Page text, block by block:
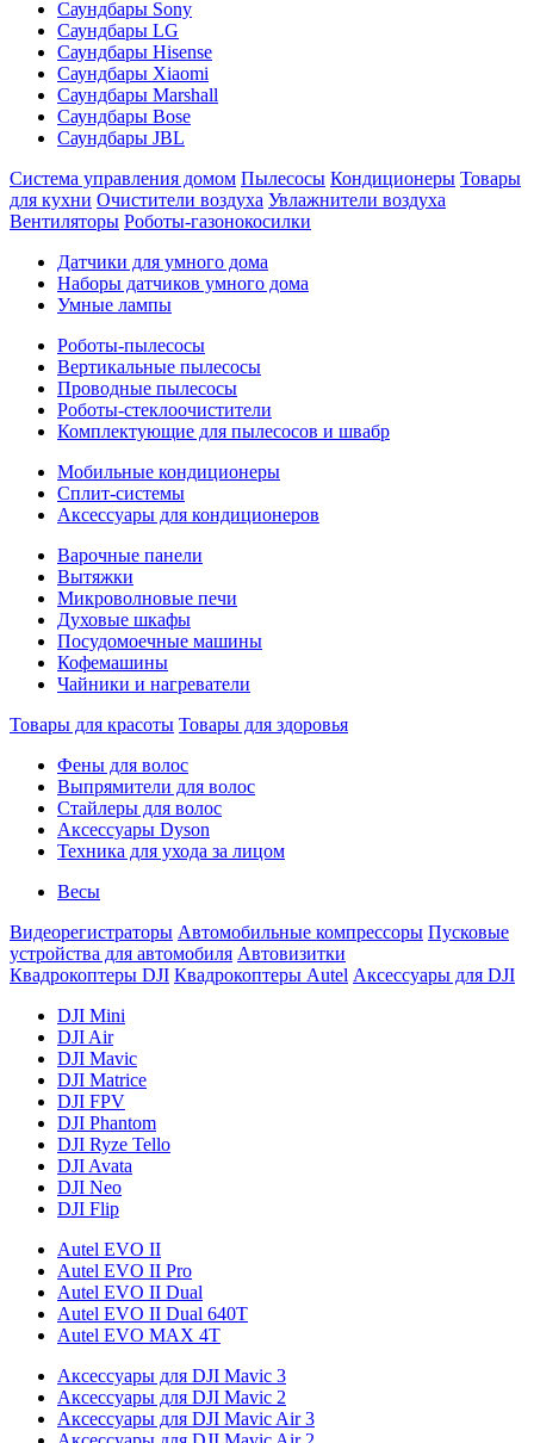
Саундбары Sony
Саундбары LG
Саундбары Hisense
Саундбары Xiaomi
Саундбары Marshall
Саундбары Bose
Саундбары JBL
Система управления домом Пылесосы Кондиционеры Товары
для кухни Очистители воздуха Увлажнители воздуха
Вентиляторы Роботы-газонокосилки
Датчики для умного дома
Наборы датчиков умного дома
Умные лампы
Роботы-пылесосы
Вертикальные пылесосы
Проводные пылесосы
Роботы-стеклоочистители
Комплектующие для пылесосов и швабр
Мобильные кондиционеры
Сплит-системы
Аксессуары для кондиционеров
Варочные панели
Вытяжки
Микроволновые печи
Духовые шкафы
Посудомоечные машины
Кофемашины
Чайники и нагреватели
Товары для красоты Товары для здоровья
Фены для волос
Выпрямители для волос
Стайлеры для волос
Аксессуары Dyson
Техника для ухода за лицом
Весы
Видеорегистраторы Автомобильные компрессоры Пусковые
устройства для автомобиля Автовизитки
Квадрокоптеры DJI Квадрокоптеры Autel Аксессуары для DJI
DJI Mini
DJI Air
DJI Mavic
DJI Matrice
DJI FPV
DJI Phantom
DJI Ryze Tello
DJI Avata
DJI Neo
DJI Flip
Autel EVO II
Autel EVO II Pro
Autel EVO II Dual
Autel EVO II Dual 640T
Autel EVO MAX 4T
Аксессуары для DJI Mavic 3
Аксессуары для DJI Mavic 2
Аксессуары для DJI Mavic Air 3